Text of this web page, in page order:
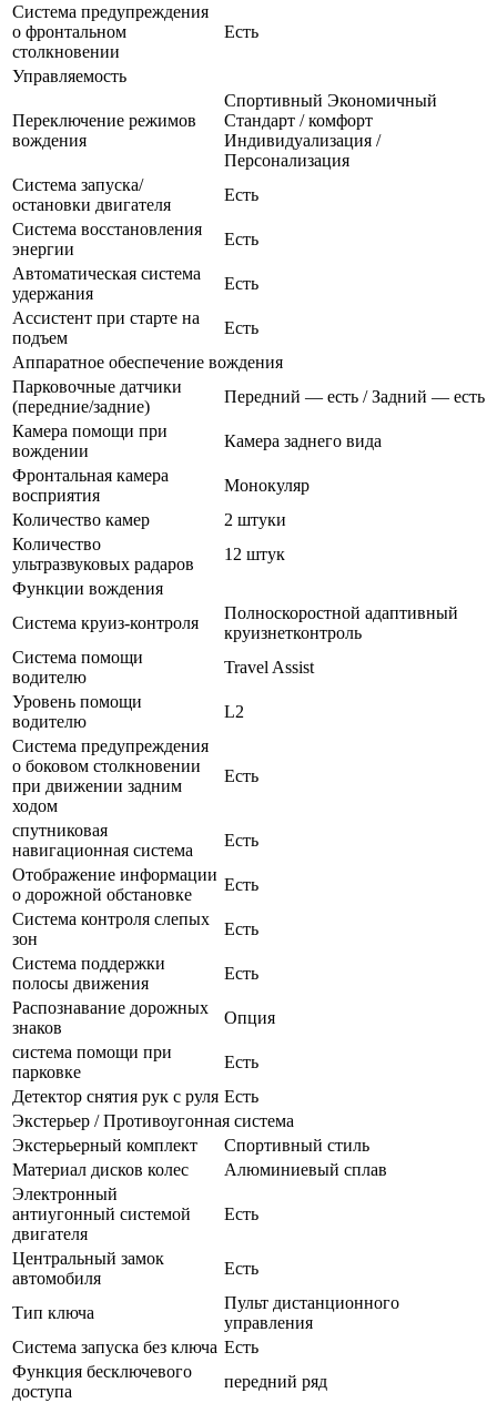
Система предупреждения
о фронтальном
столкновении
Есть
Управляемость
Переключение режимов
вождения
Спортивный Экономичный
Стандарт / комфорт
Индивидуализация /
Персонализация
Система запуска/
остановки двигателя
Есть
Система восстановления
энергии
Есть
Автоматическая система
удержания
Есть
Ассистент при старте на
подъем
Есть
Аппаратное обеспечение вождения
Парковочные датчики
(передние/задние)
Передний — есть / Задний — есть
Камера помощи при
вождении
Камера заднего вида
Фронтальная камера
восприятия
Монокуляр
Количество камер
2 штуки
Количество
ультразвуковых радаров
12 штук
Функции вождения
Система круиз-контроля
Полноскоростной адаптивный
круизнетконтроль
Система помощи
водителю
Travel Assist
Уровень помощи
водителю
L2
Система предупреждения
о боковом столкновении
при движении задним
ходом
Есть
спутниковая
навигационная система
Есть
Отображение информации
о дорожной обстановке
Есть
Система контроля слепых
зон
Есть
Система поддержки
полосы движения
Есть
Распознавание дорожных
знаков
Опция
система помощи при
парковке
Есть
Детектор снятия рук с руля Есть
Экстерьер / Противоугонная система
Экстерьерный комплект
Спортивный стиль
Материал дисков колес
Алюминиевый сплав
Электронный
антиугонный системой
двигателя
Есть
Центральный замок
автомобиля
Есть
Тип ключа
Пульт дистанционного
управления
Система запуска без ключа Есть
Функция бесключевого
доступа
передний ряд